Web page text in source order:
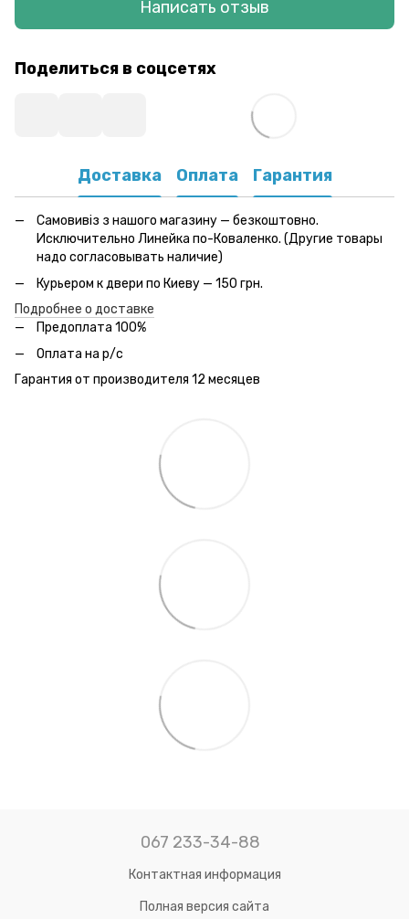
Написать отзыв
Поделиться в соцсетях
Доставка Оплата Гарантия
Самовивіз з нашого магазину — безкоштовно.
Исключительно Линейка по-Коваленко. (Другие товары
надо согласовывать наличие)
Курьером к двери по Киеву — 150 грн.
Подробнее о доставке
Предоплата 100%
Оплата на р/с
Гарантия от производителя 12 месяцев
067 233-34-88
Контактная информация
Полная версия сайта